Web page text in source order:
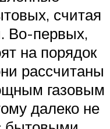
считая
Во-первых,
на порядок
рассчитаны
газовым
далеко не